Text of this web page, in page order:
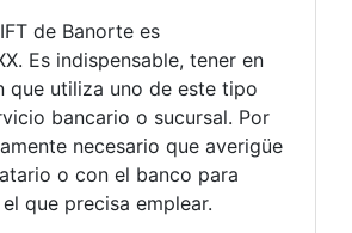
de Banorte es
Es indispensable, tener en
que utiliza uno de este tipo
bancario o sucursal. Por
necesario que averigüe
o con el banco para
que precisa emplear.